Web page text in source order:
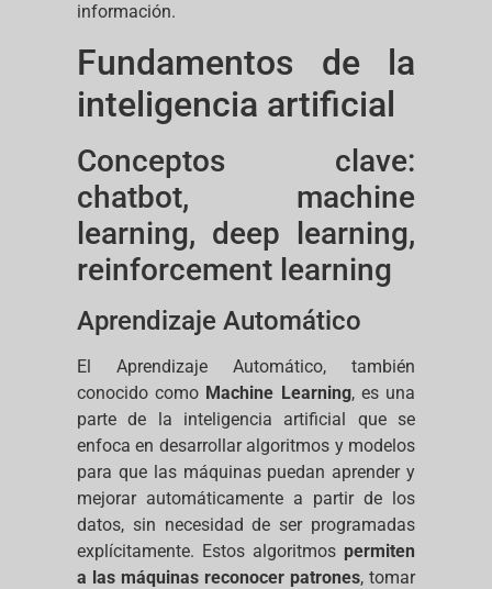
información.
Fundamentos de la
inteligencia artificial
Conceptos clave:
chatbot, machine
learning, deep learning,
reinforcement learning
Aprendizaje Automático
El Aprendizaje Automático, también
conocido como Machine Learning, es una
parte de la inteligencia artificial que se
enfoca en desarrollar algoritmos y modelos
para que las máquinas puedan aprender y
mejorar automáticamente a partir de los
datos, sin necesidad de ser programadas
explícitamente. Estos algoritmos permiten
a las máquinas reconocer patrones, tomar